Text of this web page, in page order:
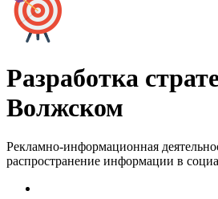
Разработка
Волжском
Рекламно-информационная
распространение информации в